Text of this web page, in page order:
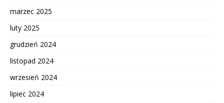
marzec 2025
luty 2025
grudzień 2024
listopad 2024
wrzesień 2024
lipiec 2024